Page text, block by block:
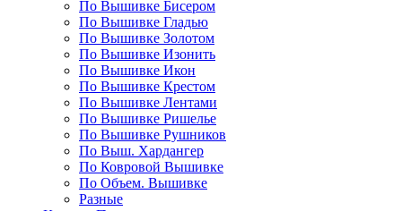
По Вышивке Бисером
По Вышивке Гладью
По Вышивке Золотом
По Вышивке Изонить
По Вышивке Икон
По Вышивке Крестом
По Вышивке Лентами
По Вышивке Ришелье
По Вышивке Рушников
По Выш. Хардангер
По Ковровой Вышивке
По Объем. Вышивке
Разные